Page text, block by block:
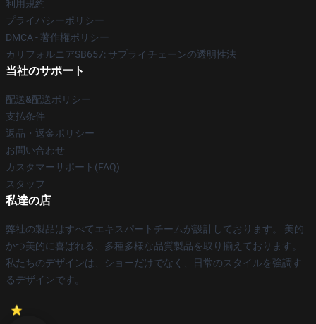
利用規約
プライバシーポリシー
DMCA - 著作権ポリシー
カリフォルニアSB657: サプライチェーンの透明性法
当社のサポート
配送&配送ポリシー
支払条件
返品・返金ポリシー
お問い合わせ
カスタマーサポート(FAQ)
スタッフ
私達の店
弊社の製品はすべてエキスパートチームが設計しております。 美的
かつ美的に喜ばれる、多種多様な品質製品を取り揃えております。
私たちのデザインは、ショーだけでなく、日常のスタイルを強調す
るデザインです。